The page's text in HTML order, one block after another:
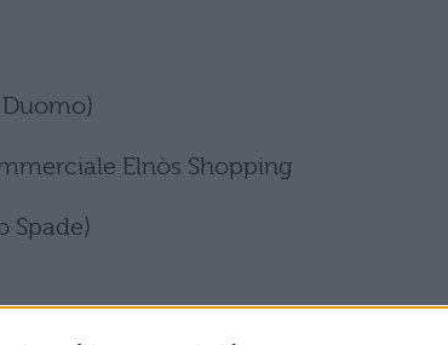
Elnòs Shopping
Spade)